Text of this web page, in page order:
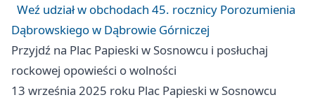
Weź udział w obchodach 45. rocznicy Porozumienia
Dąbrowskiego w Dąbrowie Górniczej
Przyjdź na Plac Papieski w Sosnowcu i posłuchaj
rockowej opowieści o wolności
13 września 2025 roku Plac Papieski w Sosnowcu